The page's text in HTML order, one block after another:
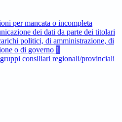
per mancata o incompleta
dei dati da parte dei titolari
politici, di amministrazione, di
o di governo 1
consiliari regionali/provinciali